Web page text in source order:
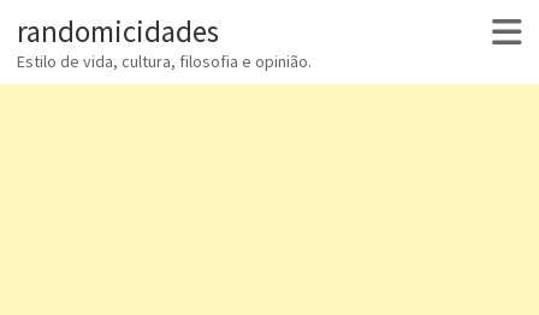
randomicidades
Estilo de vida, cultura, filosofia e opinião.